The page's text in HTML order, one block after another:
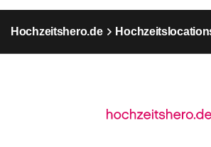
Hochzeitshero.de